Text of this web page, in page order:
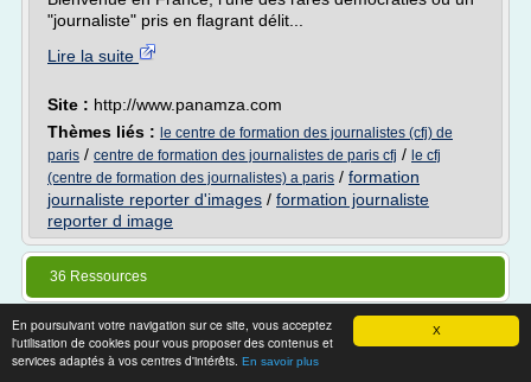
X
En poursuivant votre navigation sur ce site, vous acceptez
l'utilisation de cookies pour vous proposer des contenus et
services adaptés à vos centres d'intérêts. En savoir plus
"journaliste" pris en flagrant délit...
Lire la suite
Site : http://www.panamza.com
Thèmes liés : le centre de formation des journalistes (cfj) de
paris / centre de formation des journalistes de paris cfj / le cfj
(centre de formation des journalistes) a paris / formation
journaliste reporter d'images / formation journaliste
reporter d image
36 Ressources